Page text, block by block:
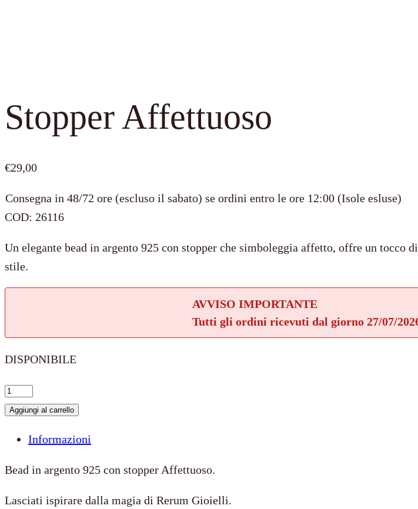
Stopper Affettuoso
€29,00
Consegna in 48/72 ore (escluso il sabato) se ordini entro le ore 12:00 (Isole esluse)
COD: 26116
Un elegante bead in argento 925 con stopper che simboleggia affetto, offre un tocco
stile.
AVVISO IMPORTANTE
Tutti gli ordini ricevuti dal giorno 27/07/
DISPONIBILE
Stopper
Affettuoso
Aggiungi al carrello
Informazioni
Bead in argento 925 con stopper Affettuoso.
Lasciati ispirare dalla magia di Rerum Gioielli.